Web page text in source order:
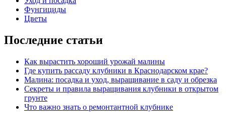
Фунгициды
Цветы
Последние статьи
Как вырастить хороший урожай малины
Где купить рассаду клубники в Краснодарском крае?
Малина: посадка и уход, выращивание в саду и обрезка
Секреты и правила выращивания клубники в открытом
грунте
Что важно знать о ремонтантной клубнике